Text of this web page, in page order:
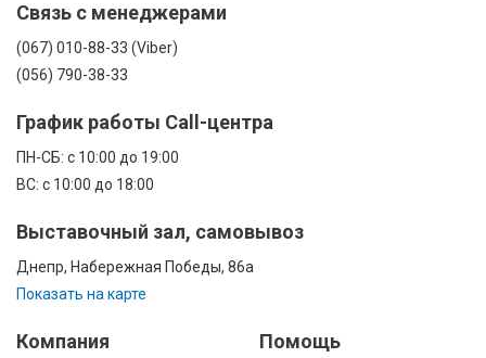
Связь с менеджерами
(067) 010-88-33 (Viber)
(056) 790-38-33
График работы Call-центра
ПН-CБ: с 10:00 до 19:00
ВС: с 10:00 до 18:00
Выставочный зал, самовывоз
Днепр, Набережная Победы, 86а
Показать на карте
Компания Помощь